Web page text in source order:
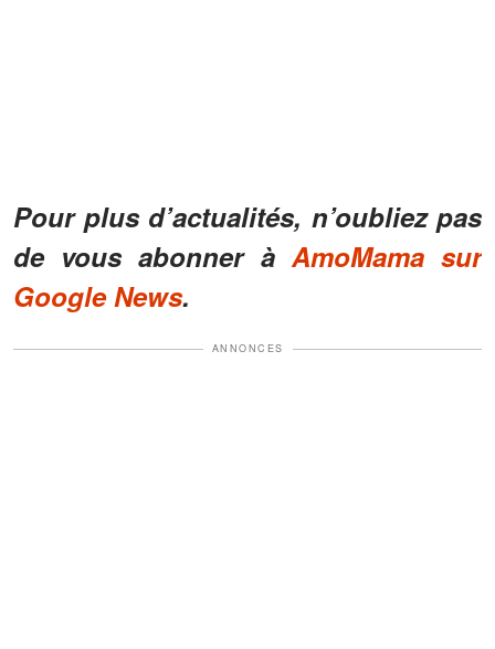
Pour plus d’actualités, n’oubliez pas
de vous abonner àAmoMama sur
Google News.
ANNONCES